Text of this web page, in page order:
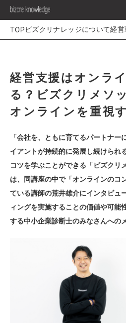
経営
経営支援はオンラ
る？ビズクリメソ
オンラインを重視
「会社を、ともに育てるパートナー
イアントが持続的に発展し続けられ
コツを学ぶことができる「ビズクリ
は、同講座の中で「オンラインのコ
ている講師の荒井雄介にインタビュ
ィングを実施することの価値や可能
する中小企業診断士のみなさんへの